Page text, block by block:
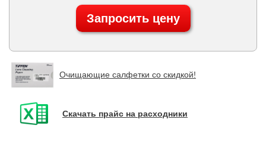
Запросить цену
Очищающие салфетки со скидкой!
Скачать прайс на расходники